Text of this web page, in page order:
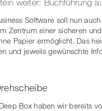
Software soll nun
Zentrum einer sicheren
Papier ermöglicht. Das
und jeweils gewünschte
Box haben wir bereits